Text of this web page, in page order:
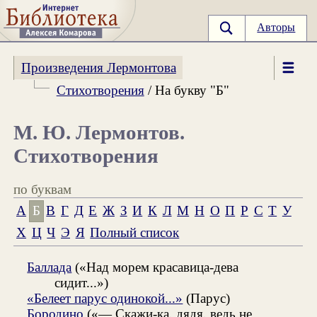
Авторы
Произведения Лермонтова
Стихотворения/ На букву "Б"
М. Ю. Лермонтов.
Стихотворения
по буквам
А Б В Г Д Е Ж З И К Л М Н О П Р С Т У
Х Ц Ч Э Я Полный список
Баллада («Над морем красавица-дева
сидит...»)
«Белеет парус одинокой...» (Парус)
Бородино («— Скажи-ка, дядя, ведь не